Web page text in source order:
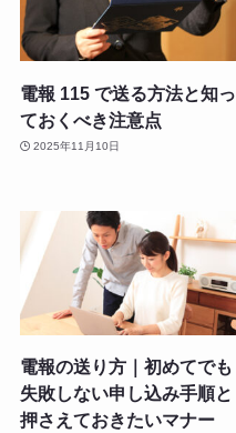
電報 115 で送る方法と知っ
ておくべき注意点
2025年11月10日
電報の送り方｜初めてでも
失敗しない申し込み手順と
押さえておきたいマナー